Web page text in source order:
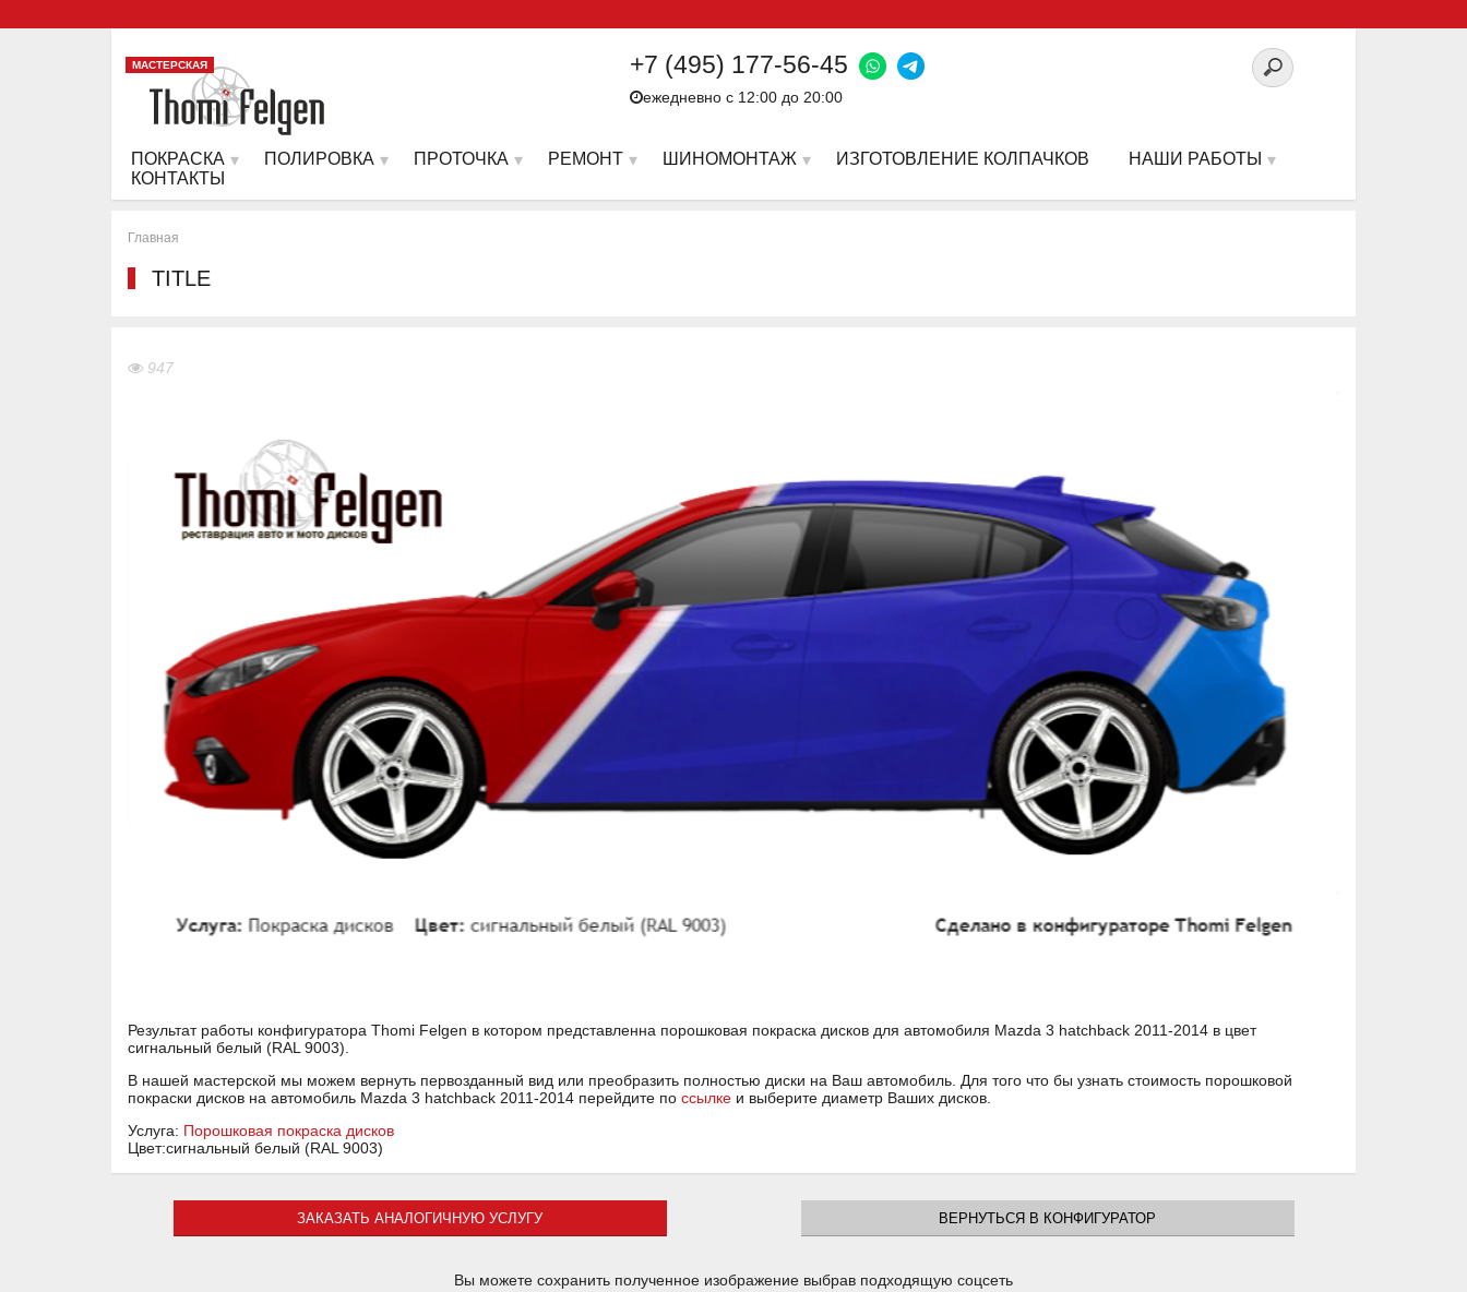
МАСТЕРСКАЯ +7 (495) 177-56-45
ежедневно с 12:00 до 20:00
ПОКРАСКА ПОЛИРОВКА ПРОТОЧКА РЕМОНТ ШИНОМОНТАЖ ИЗГОТОВЛЕНИЕ КОЛПАЧКОВ
НАШИ РАБОТЫ
КОНТАКТЫ
Главная
TITLE
947
Результат работы конфигуратора Thomi Felgen в котором представленна порошковая покраска дисков для автомобиля Mazda 3 hatchback 2011-2014 в цвет
сигнальный белый (RAL 9003).
В нашей мастерской мы можем вернуть первозданный вид или преобразить полностью диски на Ваш автомобиль. Для того что бы узнать стоимость порошковой
покраски дисков на автомобиль Mazda 3 hatchback 2011-2014 перейдите по ссылке и выберите диаметр Ваших дисков.
Услуга: Порошковая покраска дисков
Цвет:сигнальный белый (RAL 9003)
ЗАКАЗАТЬ АНАЛОГИЧНУЮ УСЛУГУ ВЕРНУТЬСЯ В КОНФИГУРАТОР
Вы можете сохранить полученное изображение выбрав подходящую соцсеть